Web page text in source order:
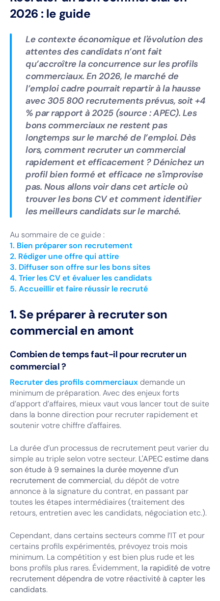
2026 : le guide
Le contexte économique et l'évolution des
attentes des candidats n’ont fait
qu’accroître la concurrence sur les profils
commerciaux. En 2026, le marché de
l’emploi cadre pourrait repartir à la hausse
avec 305 800 recrutements prévus, soit +4
% par rapport à 2025 (source : APEC). Les
bons commerciaux ne restent pas
longtemps sur le marché de l’emploi. Dès
lors, comment recruter un commercial
rapidement et efficacement ? Dénichez un
profil bien formé et efficace ne s'improvise
pas. Nous allons voir dans cet article où
trouver les bons CV et comment identifier
les meilleurs candidats sur le marché.
Au sommaire de ce guide :
1. Bien préparer son recrutement
2. Rédiger une offre qui attire
3. Diffuser son offre sur les bons sites
4. Trier les CV et évaluer les candidats
5. Accueillir et faire réussir le recruté
1. Se préparer à recruter son
commercial en amont
Combien de temps faut-il pour recruter un
commercial ?
Recruter des profils commerciauxdemande un
minimum de préparation. Avec des enjeux forts
d’apport d’affaires, mieux vaut vous lancer tout de suite
dans la bonne direction pour recruter rapidement et
soutenir votre chiffre d'affaires.
La durée d’un processus de recrutement peut varier du
simple au triple selon votre secteur. L'APEC estime dans
son étudeà 9 semaines la durée moyenne d’un
recrutement de commercial, du dépôt de votre
annonce à la signature du contrat, en passant par
toutes les étapes intermédiaires (traitement des
retours, entretien avec les candidats, négociation etc.).
Cependant, dans certains secteurs comme l’IT et pour
certains profils expérimentés, prévoyez trois mois
minimum. La compétition y est bien plus rude et les
bons profils plus rares. Évidemment, la rapidité de votre
recrutement dépendra de votre réactivité à capter les
candidats.